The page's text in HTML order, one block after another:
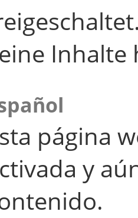
Inhalte
página
y